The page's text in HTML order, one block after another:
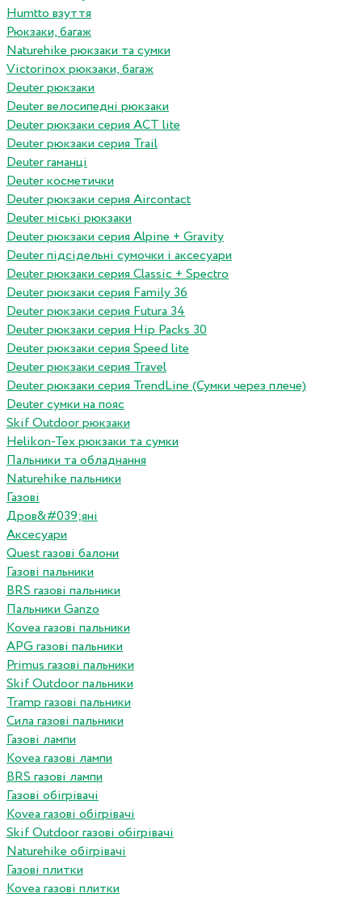
Humtto взуття
Рюкзаки, багаж
Naturehike рюкзаки та сумки
Victorinox рюкзаки, багаж
Deuter рюкзаки
Deuter велосипедні рюкзаки
Deuter рюкзаки серия ACT lite
Deuter рюкзаки серия Trail
Deuter гаманці
Deuter косметички
Deuter рюкзаки серия Aircontact
Deuter міські рюкзаки
Deuter рюкзаки серия Alpine + Gravity
Deuter підсідельні сумочки і аксесуари
Deuter рюкзаки серия Classic + Spectro
Deuter рюкзаки серия Family 36
Deuter рюкзаки серия Futura 34
Deuter рюкзаки серия Hip Packs 30
Deuter рюкзаки серия Speed lite
Deuter рюкзаки серия Travel
Deuter рюкзаки серия TrendLine (Сумки через плече)
Deuter сумки на пояс
Skif Outdoor рюкзаки
Helikon-Tex рюкзаки та сумки
Пальники та обладнання
Naturehike пальники
Газові
Дров&#039;яні
Аксесуари
Quest газові балони
Газові пальники
BRS газові пальники
Пальники Ganzo
Kovea газові пальники
APG газові пальники
Primus газові пальники
Skif Outdoor пальники
Tramp газові пальники
Сила газові пальники
Газові лампи
Kovea газові лампи
BRS газові лампи
Газові обігрівачі
Kovea газові обігрівачі
Skif Outdoor газові обігрівачі
Naturehike обігрівачі
Газові плитки
Kovea газові плитки